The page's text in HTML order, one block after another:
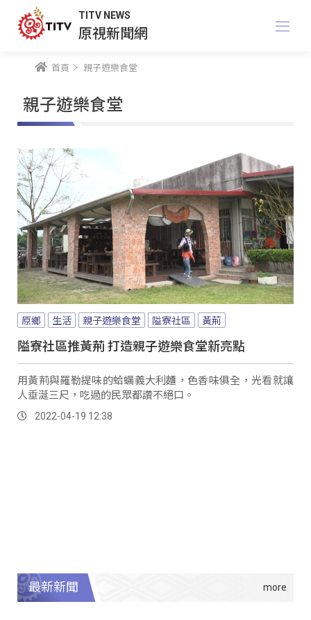
TITV NEWS
原視新聞網
首頁 親子遊樂食堂
親子遊樂食堂
原鄉 生活 親子遊樂食堂 隘寮社區 黃荊
隘寮社區推黃荊 打造親子遊樂食堂新亮點
用黃荊與羅勒提味的蛤蠣義大利麵，色香味俱全，光看就讓
人垂涎三尺，吃過的民眾都讚不絕口。
2022-04-19 12:38
最新新聞